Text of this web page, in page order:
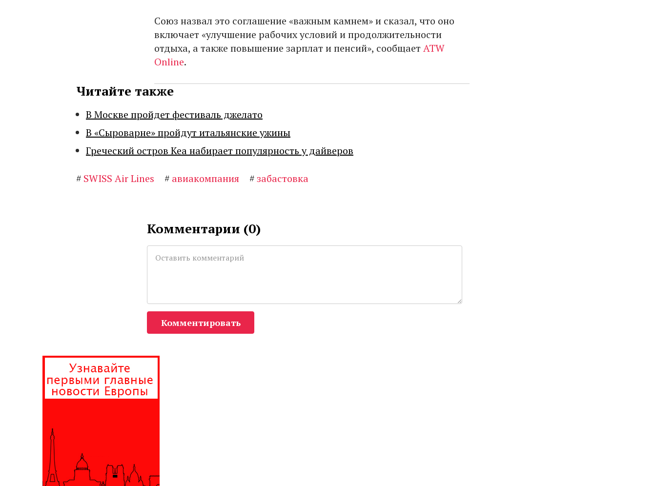
Союз назвал это соглашение «важным камнем» и сказал, что оно
включает «улучшение рабочих условий и продолжительности
отдыха, а также повышение зарплат и пенсий», сообщает ATW
Online.
Читайте также
В Москве пройдет фестиваль джелато
В «Сыроварне» пройдут итальянские ужины
Греческий остров Кеа набирает популярность у дайверов
# SWISS Air Lines # авиакомпания #забастовка
Комментарии (0)
Комментировать